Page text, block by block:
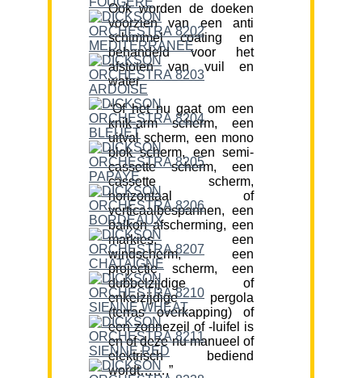
Ook worden de doeken
voorzien van een anti
schimmel coating en
behandeld voor het
afstoten van vuil en
water.
“Of het nu gaat om een
knik-arm scherm, een
uitval scherm, een mono
blok scherm, een semi-
cassette scherm, een
cassette scherm,
horizontaal of
verticaalbespannen, een
balkon afscherming, een
markies, een
windscherm, een
projectie scherm, een
dubbelzijdige of
enkelzijdige pergola
(terras overkapping) of
een zonnezeil of -luifel is
en of deze nu manueel of
elektrisch bediend
wordt…….”